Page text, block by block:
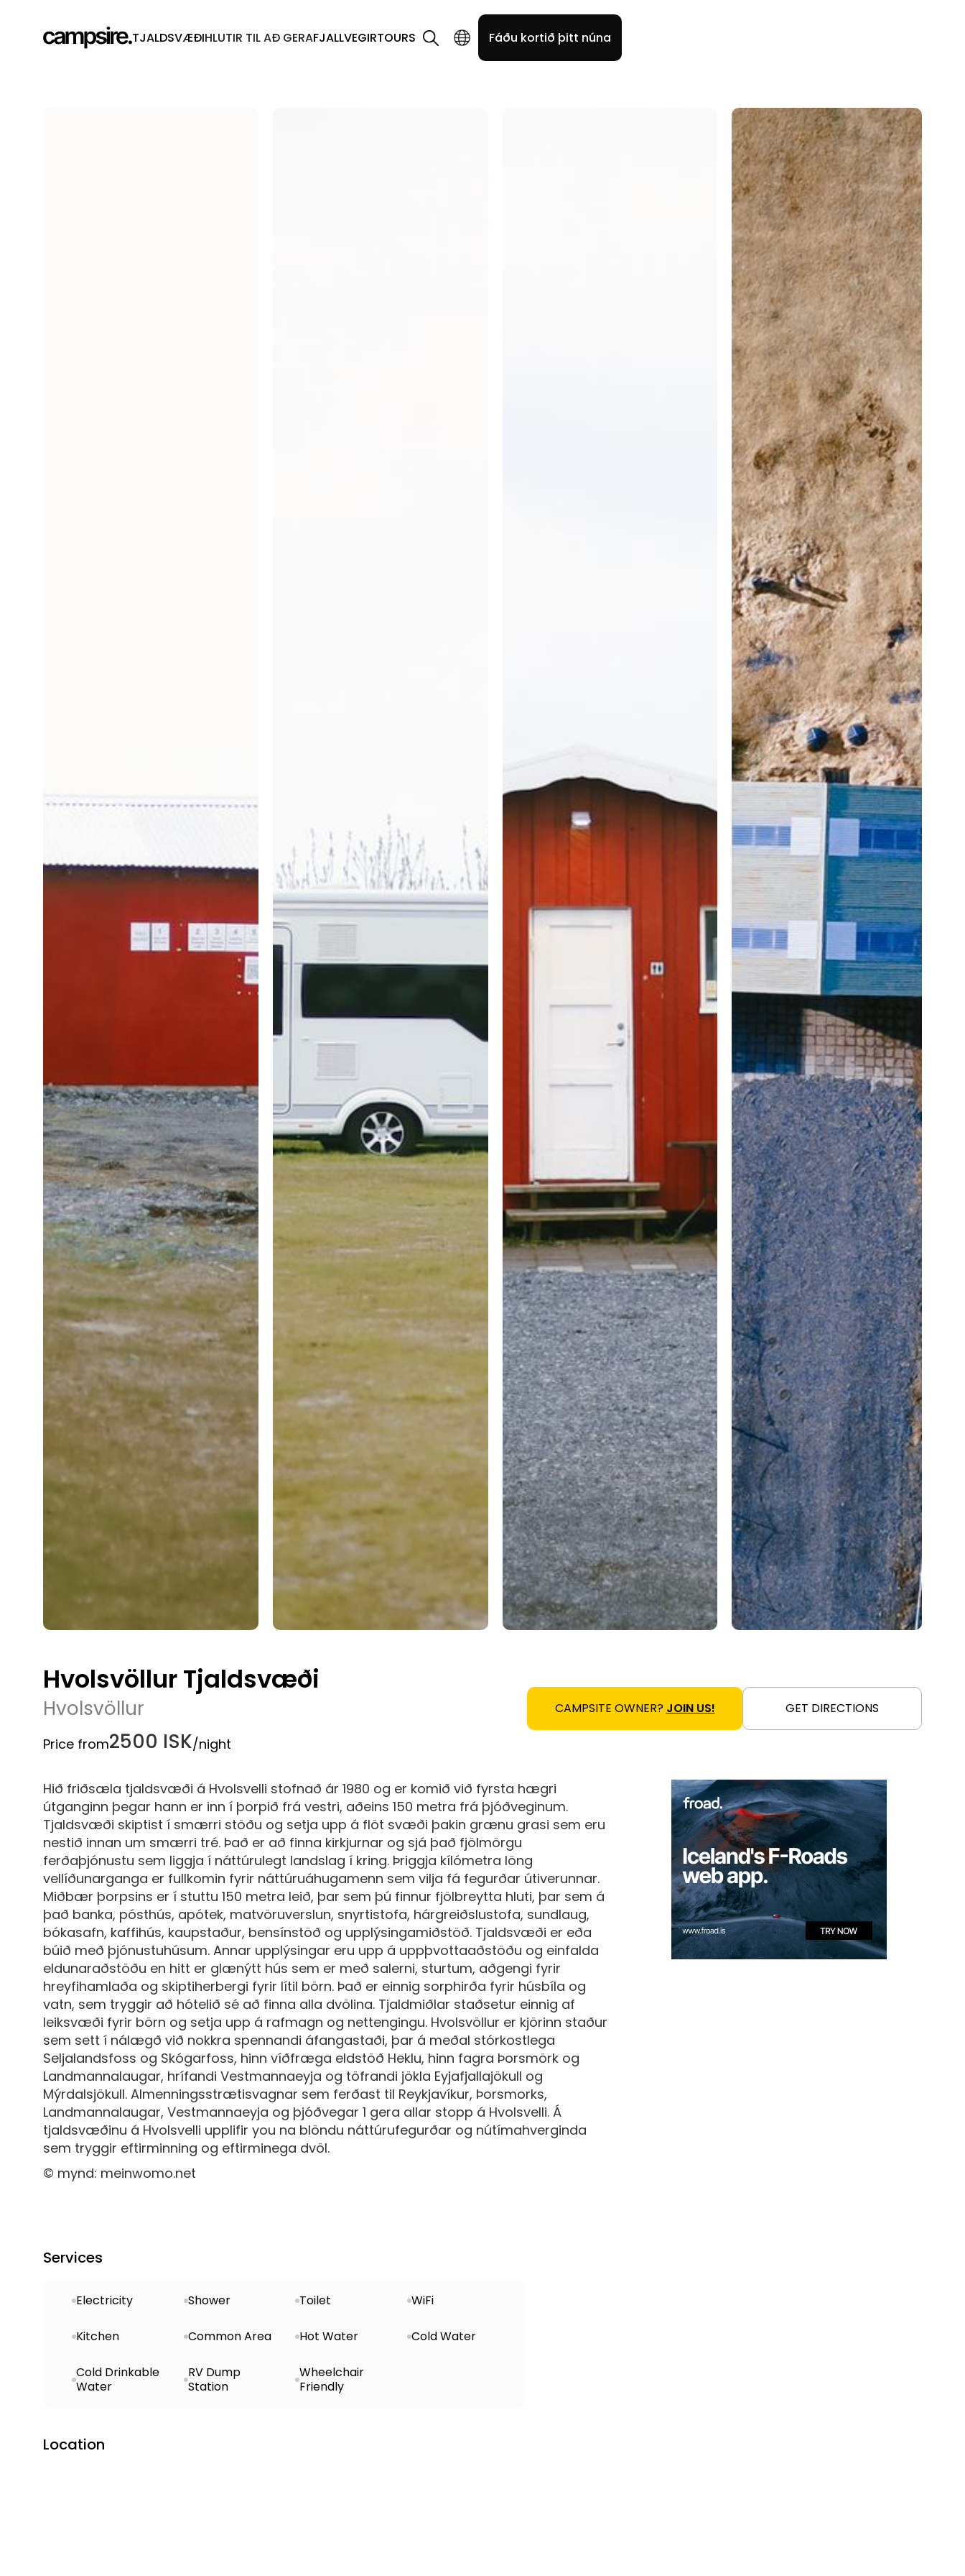
TJALDSVÆÐIHLUTIR TIL AÐ GERAFJALLVEGIRTOURS Fáðu kortið þitt núna
Hvolsvöllur Tjaldsvæði
Hvolsvöllur
Price from2500 ISK/night
CAMPSITE OWNER? JOIN US! GET DIRECTIONS
Hið friðsæla tjaldsvæði á Hvolsvelli stofnað ár 1980 og er komið við fyrsta hægri
útganginn þegar hann er inn í þorpið frá vestri, aðeins 150 metra frá þjóðveginum.
Tjaldsvæði skiptist í smærri stöðu og setja upp á flöt svæði þakin grænu grasi sem eru
nestið innan um smærri tré. Það er að finna kirkjurnar og sjá það fjölmörgu
ferðaþjónustu sem liggja í náttúrulegt landslag í kring. Þriggja kílómetra löng
vellíðunarganga er fullkomin fyrir náttúruáhugamenn sem vilja fá fegurðar útiverunnar.
Miðbær þorpsins er í stuttu 150 metra leið, þar sem þú finnur fjölbreytta hluti, þar sem á
það banka, pósthús, apótek, matvöruverslun, snyrtistofa, hárgreiðslustofa, sundlaug,
bókasafn, kaffihús, kaupstaður, bensínstöð og upplýsingamiðstöð. Tjaldsvæði er eða
búið með þjónustuhúsum. Annar upplýsingar eru upp á uppþvottaaðstöðu og einfalda
eldunaraðstöðu en hitt er glænýtt hús sem er með salerni, sturtum, aðgengi fyrir
hreyfihamlaða og skiptiherbergi fyrir lítil börn. Það er einnig sorphirða fyrir húsbíla og
vatn, sem tryggir að hótelið sé að finna alla dvölina. Tjaldmiðlar staðsetur einnig af
leiksvæði fyrir börn og setja upp á rafmagn og nettengingu. Hvolsvöllur er kjörinn staður
sem sett í nálægð við nokkra spennandi áfangastaði, þar á meðal stórkostlega
Seljalandsfoss og Skógarfoss, hinn víðfræga eldstöð Heklu, hinn fagra Þorsmörk og
Landmannalaugar, hrífandi Vestmannaeyja og töfrandi jökla Eyjafjallajökull og
Mýrdalsjökull. Almenningsstrætisvagnar sem ferðast til Reykjavíkur, Þorsmorks,
Landmannalaugar, Vestmannaeyja og þjóðvegar 1 gera allar stopp á Hvolsvelli. Á
tjaldsvæðinu á Hvolsvelli upplifir you na blöndu náttúrufegurðar og nútímahverginda
sem tryggir eftirminning og eftirminega dvöl.
© mynd: meinwomo.net
Services
Electricity Shower Toilet WiFi
Kitchen Common Area Hot Water Cold Water
Cold Drinkable
Water
RV Dump
Station
Wheelchair
Friendly
Location